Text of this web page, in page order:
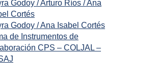
Godoy / Arturo Ríos / Ana
Cortés
Godoy / Ana Isabel Cortés
de Instrumentos de
CPS – COLJAL –